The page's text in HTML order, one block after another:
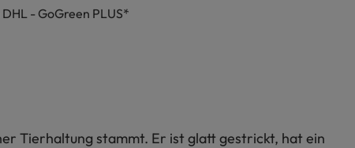
- GoGreen PLUS*
Tierhaltung stammt. Er ist glatt gestrickt, hat ein